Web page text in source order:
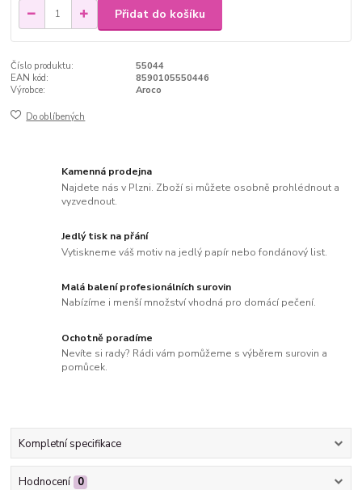
Přidat do košíku
Číslo produktu:
55044
EAN kód:
8590105550446
Výrobce:
Aroco
Do oblíbených
Kamenná prodejna
Najdete nás v Plzni. Zboží si můžete osobně prohlédnout a
vyzvednout.
Jedlý tisk na přání
Vytiskneme váš motiv na jedlý papír nebo fondánový list.
Malá balení profesionálních surovin
Nabízíme i menší množství vhodná pro domácí pečení.
Ochotně poradíme
Nevíte si rady? Rádi vám pomůžeme s výběrem surovin a
pomůcek.
Kompletní specifikace
Hodnocení 0